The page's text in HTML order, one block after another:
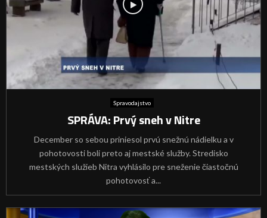
Spravodajstvo
SPRÁVA: Prvý sneh v Nitre
December so sebou priniesol prvú snežnú nádielku a v
pohotovosti boli preto aj mestské služby. Stredisko
mestských služieb Nitra vyhlásilo pre sneženie čiastočnú
pohotovosť a...